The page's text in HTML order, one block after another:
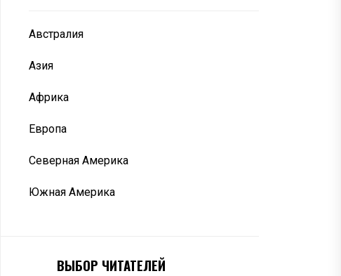
Австралия
Азия
Африка
Европа
Северная Америка
Южная Америка
ВЫБОР ЧИТАТЕЛЕЙ